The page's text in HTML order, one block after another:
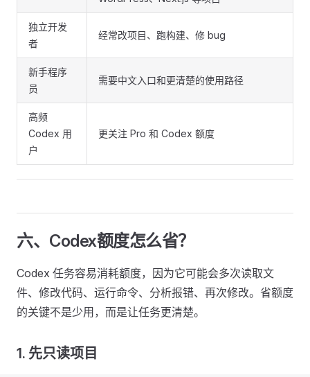
独立开发
者
经常改项目、跑构建、修 bug
新手程序
员
需要中文入口和更清楚的使用路径
高频
Codex 用
户
更关注 Pro 和 Codex 额度
六、Codex额度怎么省？
Codex 任务容易消耗额度，因为它可能会多次读取文
件、修改代码、运行命令、分析报错、再次修改。省额度
的关键不是少用，而是让任务更清楚。
1. 先只读项目